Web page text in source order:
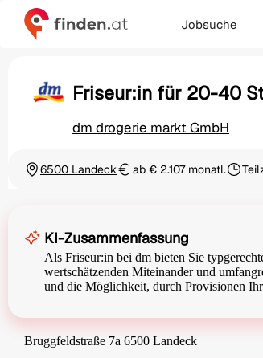
Jobsuche
Friseur:in für 20-40
dm drogerie markt GmbH
Ortschaft
6500 LandeckGehaltab € 2.107 monatl.
KI-Zusammenfassung
Als Friseur:in bei dm bieten Sie
wertschätzenden Miteinander und
und die Möglichkeit, durch Provisionen
Bruggfeldstraße 7a 6500 Landeck